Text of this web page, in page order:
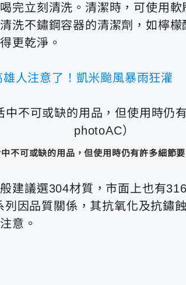
完立刻清洗。清潔時，可使用
洗不鏽鋼容器的清潔劑，如檸
更乾淨。
雄人注意了！凱米颱風暴雨狂灌
不可或缺的用品，但使用時仍有許多細節
建議選304材質，市面上也有
因品質關係，其抗氧化及抗鏽
意。